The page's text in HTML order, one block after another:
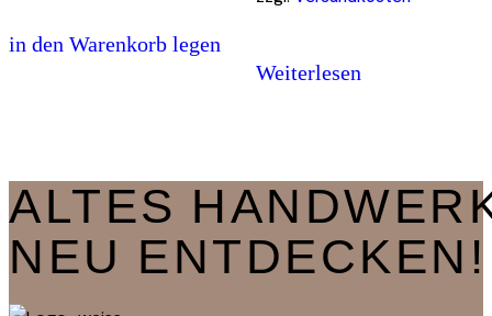
in den Warenkorb legen
Weiterlesen
ALTES
NEU ENTDECKEN!